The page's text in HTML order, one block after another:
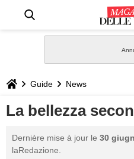
STILE
BIOGRAFIE
Guide News
La bellezza
Dernière mise à jour le 30
laRedazione.